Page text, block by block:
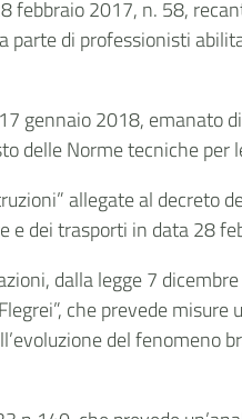
2017, n. 58,
di professionisti
2018, emanato
delle Norme tecniche per
allegate al
dei trasporti in data 28
dalla legge 7
che prevede
del fenomeno